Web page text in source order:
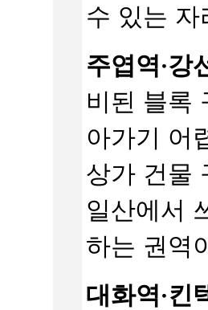
수 있는
주엽역·강
비된 블록
아가기 어
상가 건물
일산에서
하는 권역
대화역·킨